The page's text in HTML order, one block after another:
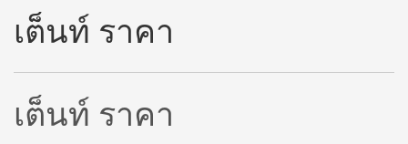
เต็นท์ ราคา
เต็นท์ ราคา